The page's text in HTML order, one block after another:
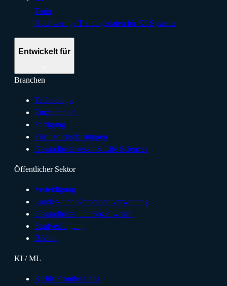
Train
Hochwertige Trainingsdaten für KI-Systeme
Entwickelt für
Branchen
Technologie
Einzelhandel
Fertigung
Finanzdienstleistungen
Gesundheitswesen & Life Sciences
Öffentlicher Sektor
Verteidigung
Landes- und Kommunalverwaltung
Gesundheits- und Sozialwesen
Strafverfolgung
Bildung
KI / ML
KI für Frontier Labs